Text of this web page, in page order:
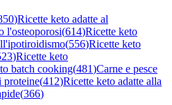
)Ricette keto adatte al
l'osteoporosi(614)Ricette keto
(556)Ricette keto
)Ricette keto
batch cooking(481)Carne e pesce
proteine(412)Ricette keto adatte alla
(366)